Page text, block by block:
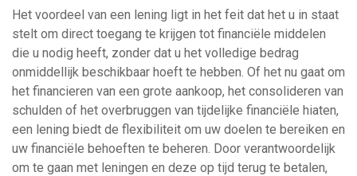
Het voordeel van een lening ligt in het feit dat het u in staat
stelt om direct toegang te krijgen tot financiële middelen
die u nodig heeft, zonder dat u het volledige bedrag
onmiddellijk beschikbaar hoeft te hebben. Of het nu gaat om
het financieren van een grote aankoop, het consolideren van
schulden of het overbruggen van tijdelijke financiële hiaten,
een lening biedt de flexibiliteit om uw doelen te bereiken en
uw financiële behoeften te beheren. Door verantwoordelijk
om te gaan met leningen en deze op tijd terug te betalen,